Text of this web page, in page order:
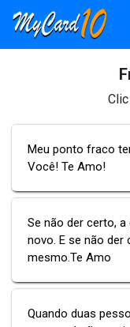
Meu ponto fraco
Você! Te Amo!
Se não der certo,
novo. E se não der
mesmo.Te Amo
Quando duas